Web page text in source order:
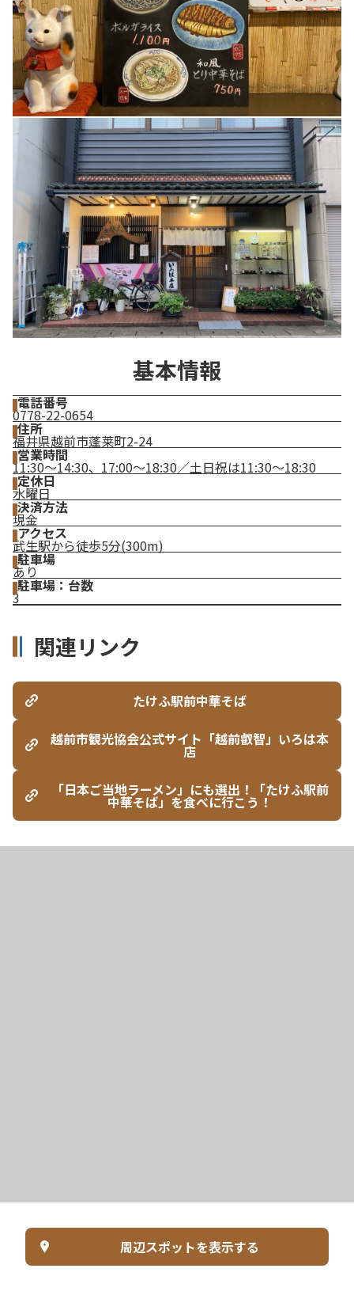
基本情報
電話番号
0778-22-0654
住所
福井県越前市蓬莱町2-24
営業時間
11:30～14:30、17:00～18:30／土日祝は11:30～18:30
定休日
水曜日
決済方法
現金
アクセス
武生駅から徒歩5分(300m)
駐車場
あり
駐車場：台数
3
関連リンク
たけふ駅前中華そば
越前市観光協会公式サイト「越前叡智」いろは本
店
「日本ご当地ラーメン」にも選出！「たけふ駅前
中華そば」を食べに行こう！
周辺スポットを表示する